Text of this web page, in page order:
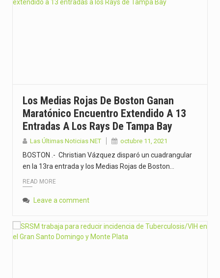
Los Medias Rojas De Boston Ganan
Maratónico Encuentro Extendido A 13
Entradas A Los Rays De Tampa Bay
Las Últimas Noticias NET octubre 11, 2021
BOSTON .- Christian Vázquez disparó un cuadrangular
en la 13ra entrada y los Medias Rojas de Boston…
READ MORE
Leave a comment